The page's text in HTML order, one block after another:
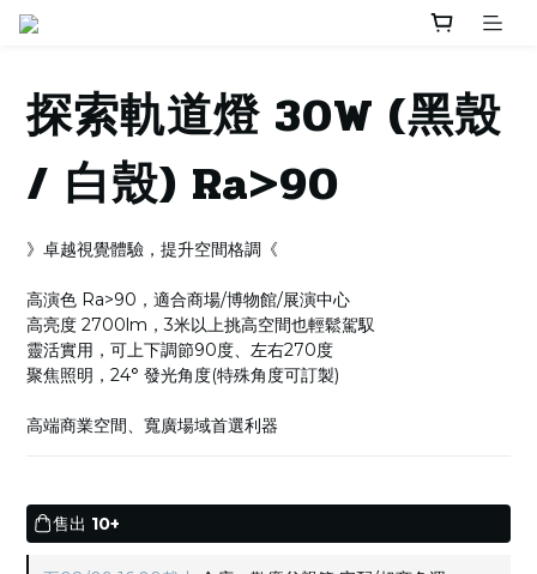
探索軌道燈 30W (黑殼
/ 白殼) Ra>90
》卓越視覺體驗，提升空間格調《
高演色 Ra>90，適合商場/博物館/展演中心
高亮度 2700lm，3米以上挑高空間也輕鬆駕馭
靈活實用，可上下調節90度、左右270度
聚焦照明，24° 發光角度(特殊角度可訂製)
高端商業空間、寬廣場域首選利器
售出 10+